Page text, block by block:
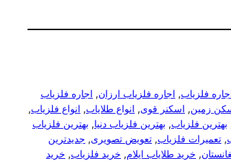
فلزیاب, اجاره فلزیاب ارزان, اجاره فلزیاب
زمین, اسکنر قوی, انواع طلایاب, انواع فلزیاب,
بهترین فلزیاب, بهترین فلزیاب دنیا, بهترین فلزیاب
, تعمیرات فلزیاب, تعویض تصویری, جدیدترین
, خرید طلایاب ایلام, خرید فلزیاب, خرید